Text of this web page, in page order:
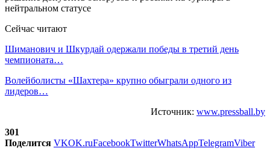
Сейчас читают
Шиманович и Шкурдай одержали победы в третий день
чемпионата…
Волейболисты «Шахтера» крупно обыграли одного из
лидеров…
Источник: www.pressball.by
301
Поделится VKOK.ruFacebookTwitterWhatsAppTelegramViber